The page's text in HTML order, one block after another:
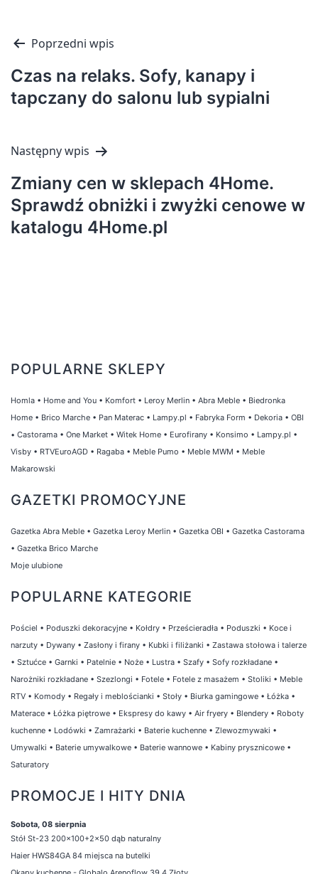
Nawigacja
wpisu
Poprzedni wpis
Czas na relaks. Sofy, kanapy i
tapczany do salonu lub sypialni
Następny wpis
Zmiany cen w sklepach 4Home.
Sprawdź obniżki i zwyżki cenowe w
katalogu 4Home.pl
POPULARNE SKLEPY
Homla • Home and You • Komfort • Leroy Merlin • Abra Meble • Biedronka
Home • Brico Marche • Pan Materac • Lampy.pl • Fabryka Form • Dekoria • OBI
• Castorama • One Market • Witek Home • Eurofirany • Konsimo • Lampy.pl •
Visby • RTVEuroAGD • Ragaba • Meble Pumo • Meble MWM • Meble
Makarowski
GAZETKI PROMOCYJNE
Gazetka Abra Meble • Gazetka Leroy Merlin • Gazetka OBI • Gazetka Castorama
• Gazetka Brico Marche
Moje ulubione
POPULARNE KATEGORIE
Pościel • Poduszki dekoracyjne • Kołdry • Prześcieradła • Poduszki • Koce i
narzuty • Dywany • Zasłony i firany • Kubki i filiżanki • Zastawa stołowa i talerze
• Sztućce • Garnki • Patelnie • Noże • Lustra • Szafy • Sofy rozkładane •
Narożniki rozkładane • Szezlongi • Fotele • Fotele z masażem • Stoliki • Meble
RTV • Komody • Regały i meblościanki • Stoły • Biurka gamingowe • Łóżka •
Materace • Łóżka piętrowe • Ekspresy do kawy • Air fryery • Blendery • Roboty
kuchenne • Lodówki • Zamrażarki • Baterie kuchenne • Zlewozmywaki •
Umywalki • Baterie umywalkowe • Baterie wannowe • Kabiny prysznicowe •
Saturatory
PROMOCJE I HITY DNIA
Sobota, 08 sierpnia
Stół St-23 200x100+2x50 dąb naturalny
Haier HWS84GA 84 miejsca na butelki